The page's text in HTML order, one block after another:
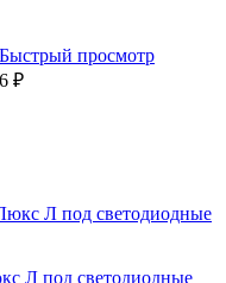
Быстрый просмотр
₽
Л под светодиодные